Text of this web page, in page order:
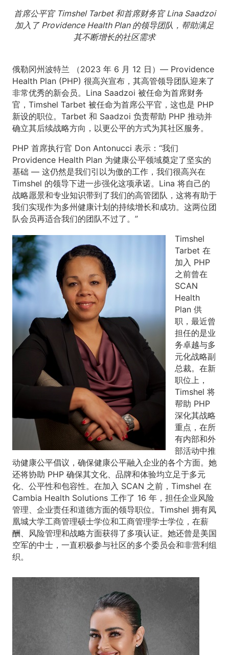
首席公平官 Timshel Tarbet 和首席财务官 Lina Saadzoi
加入了 Providence Health Plan 的领导团队，帮助满足
其不断增长的社区需求
俄勒冈州波特兰 （2023 年 6 月 12 日）— Providence
Health Plan (PHP) 很高兴宣布，其高管领导团队迎来了
非常优秀的新会员。Lina Saadzoi 被任命为首席财务
官，Timshel Tarbet 被任命为首席公平官，这也是 PHP
新设的职位。Tarbet 和 Saadzoi 负责帮助 PHP 推动并
确立其后续战略方向，以更公平的方式为其社区服务。
PHP 首席执行官 Don Antonucci 表示：“我们
Providence Health Plan 为健康公平领域奠定了坚实的
基础 — 这仍然是我们引以为傲的工作，我们很高兴在
Timshel 的领导下进一步强化这项承诺。Lina 将自己的
战略愿景和专业知识带到了我们的高管团队，这将有助于
我们实现作为多州健康计划的持续增长和成功。这两位团
队会员再适合我们的团队不过了。”
Timshel
Tarbet 在
加入 PHP
之前曾在
SCAN
Health
Plan 供
职，最近曾
担任的是业
务卓越与多
元化战略副
总裁。在新
职位上，
Timshel 将
帮助 PHP
深化其战略
重点，在所
有内部和外
部活动中推
动健康公平倡议，确保健康公平融入企业的各个方面。她
还将协助 PHP 确保其文化、品牌和体验均立足于多元
化、公平性和包容性。在加入 SCAN 之前，Timshel 在
Cambia Health Solutions 工作了 16 年，担任企业风险
管理、企业责任和道德方面的领导职位。Timshel 拥有凤
凰城大学工商管理硕士学位和工商管理学士学位，在薪
酬、风险管理和战略方面获得了多项认证。她还曾是美国
空军的中士，一直积极参与社区的多个委员会和非营利组
织。